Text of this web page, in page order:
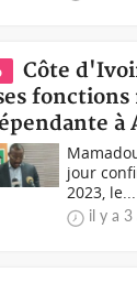
Côte
à
jour
2023, le...
il y a 3